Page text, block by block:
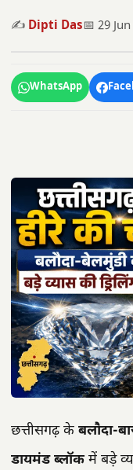
✍️ Dipti Das📅 29
WhatsApp
छत्तीसगढ़ के बलौदा-
डायमंड ब्लॉक में बड़े